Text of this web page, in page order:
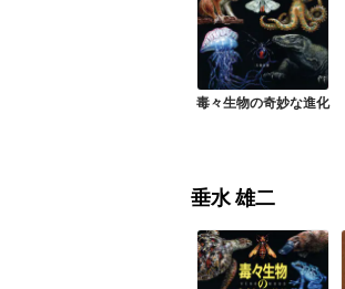
毒々生物の奇妙な進化
垂水 雄二